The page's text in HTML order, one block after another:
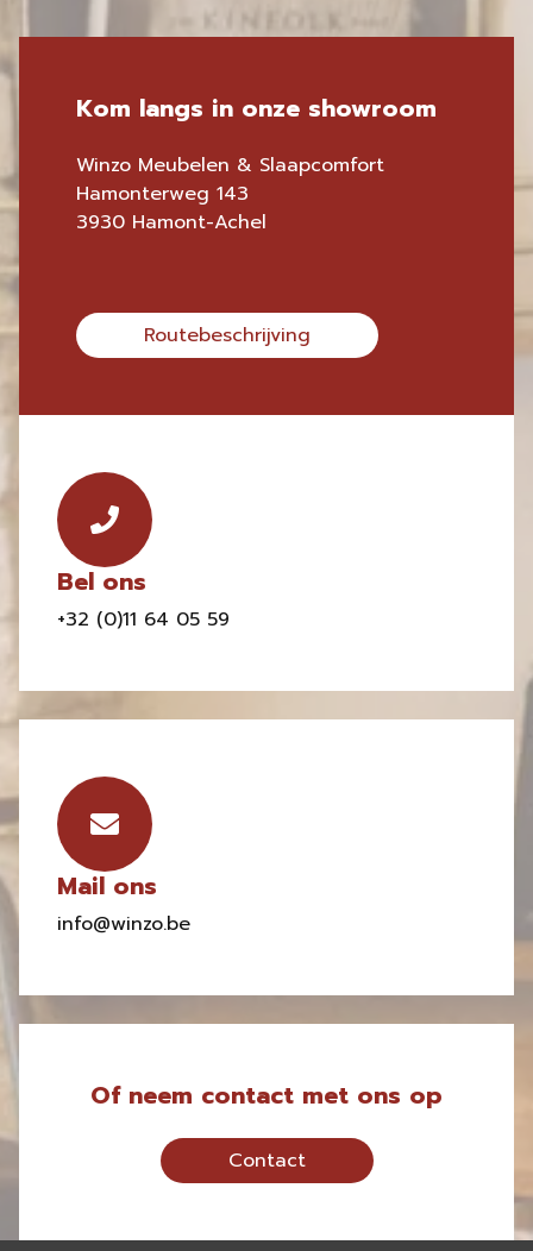
Kom langs in onze showroom
Winzo Meubelen & Slaapcomfort
Hamonterweg 143
3930 Hamont-Achel
Routebeschrijving
Bel ons
+32 (0)11 64 05 59
Mail ons
info@winzo.be
Of neem contact met ons op
Contact